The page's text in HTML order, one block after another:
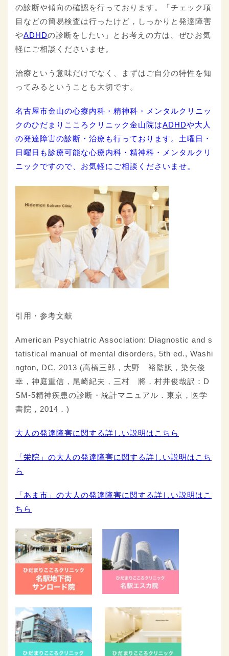
の診断や傾向の確認を行っております。「チェック項
目などの簡易検査は行ったけど，しっかりと発達障害
やADHDの診断をしたい」とお考えの方は、ぜひお気
軽にご相談くださいませ。
治療という意味だけでなく、まずはご自分の特性を知
ってみるということも大切です。
名古屋市金山の心療内科・精神科・メンタルクリニッ
クのひだまりこころクリニック金山院はADHDや大人
の発達障害の診断・治療も行っております。土曜日・
日曜日も診療可能な心療内科・精神科・メンタルクリ
ニックですので、お気軽にご相談くださいませ。
引用・参考文献
American Psychiatric Association: Diagnostic and s
tatistical manual of mental disorders, 5th ed., Washi
ngton, DC, 2013 (高橋三郎，大野 裕監訳，染矢俊
幸，神庭重信，尾崎紀夫，三村 將，村井俊哉訳：D
SM-5精神疾患の診断・統計マニュアル．東京，医学
書院，2014．)
大人の発達障害に関する詳しい説明はこちら
「栄院」の大人の発達障害に関する詳しい説明はこち
ら
「あま市」の大人の発達障害に関する詳しい説明はこ
ちら